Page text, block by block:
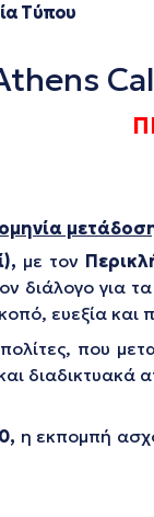
Τύπου
με τον
διάλογο για
ευεξία και
που
διαδικτυακά
η εκπομπή